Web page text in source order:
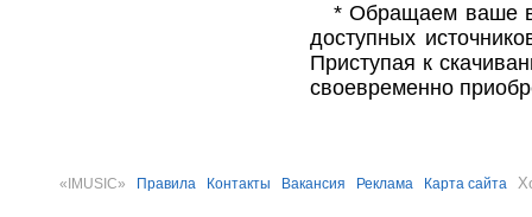
* Обращаем ваше
доступных
Приступая к
своевременно
«IMUSIC» Правила Контакты Вакансия Реклама Карта сайта